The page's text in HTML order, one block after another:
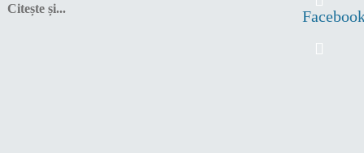
Citește și...